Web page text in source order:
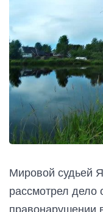
Мировой судьей
рассмотрел дело
правонарушении